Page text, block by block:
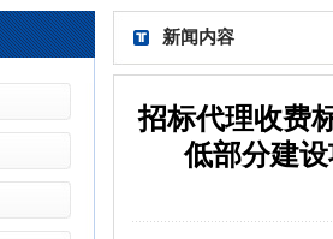
新闻内容
招标代理收费
低部分建